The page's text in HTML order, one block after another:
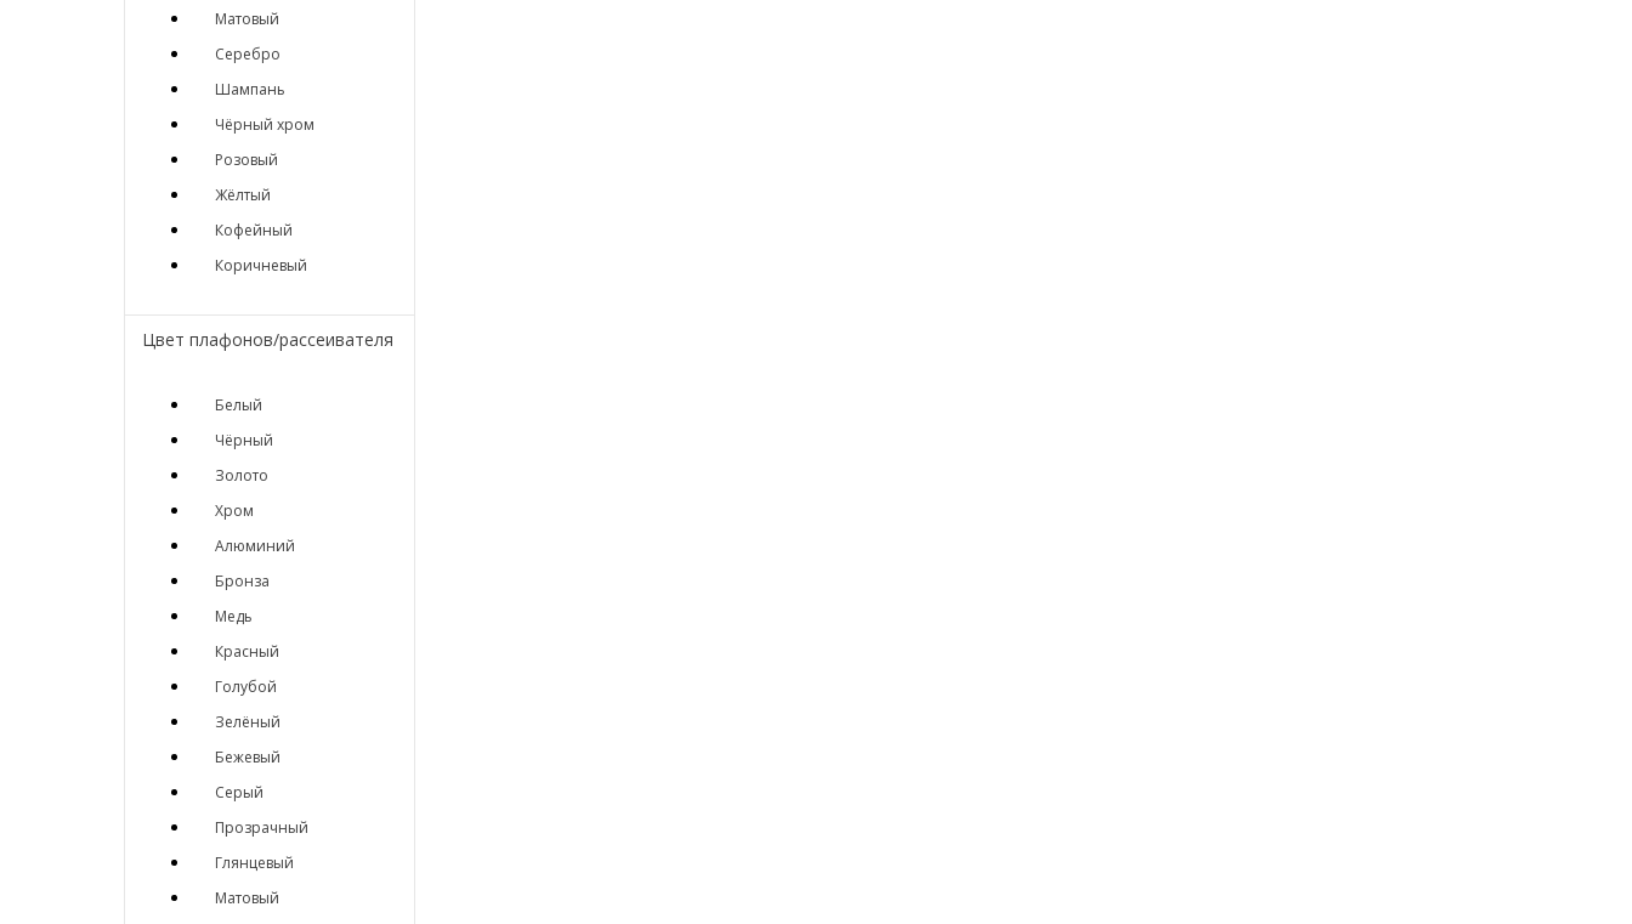
Матовый
Серебро
Шампань
Чёрный хром
Розовый
Жёлтый
Кофейный
Коричневый
Цвет плафонов/рассеивателя
Белый
Чёрный
Золото
Хром
Алюминий
Бронза
Медь
Красный
Голубой
Зелёный
Бежевый
Серый
Прозрачный
Глянцевый
Матовый